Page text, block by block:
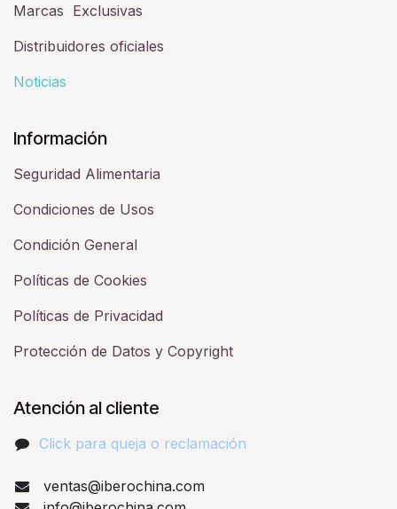
Marcas Exclusivas
Distribuidores oficiales
Noticias
Información
Seguridad Alimentaria
Condiciones de Usos
Condición General
Políticas de Cookies
Políticas de Privacidad
Protección de Datos y Copyright
Atención al cliente
Click para queja o reclamación​
ventas@iberochina.com